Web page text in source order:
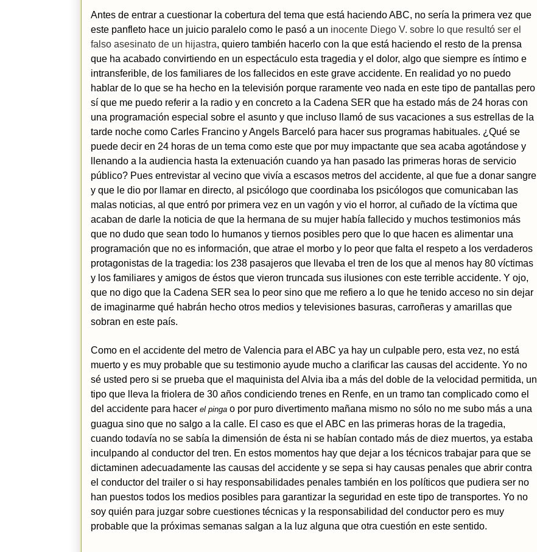
Antes de entrar a cuestionar la cobertura del tema que está haciendo ABC, no sería la primera vez que
este panfleto hace un juicio paralelo como le pasó a un inocente Diego V. sobre lo que resultó ser el
falso asesinato de un hijastra, quiero también hacerlo con la que está haciendo el resto de la prensa
que ha acabado convirtiendo en un espectáculo esta tragedia y el dolor, algo que siempre es íntimo e
intransferible, de los familiares de los fallecidos en este grave accidente. En realidad yo no puedo
hablar de lo que se ha hecho en la televisión porque raramente veo nada en este tipo de pantallas pero
sí que me puedo referir a la radio y en concreto a la Cadena SER que ha estado más de 24 horas con
una programación especial sobre el asunto y que incluso llamó de sus vacaciones a sus estrellas de la
tarde noche como Carles Francino y Angels Barceló para hacer sus programas habituales. ¿Qué se
puede decir en 24 horas de un tema como este que por muy impactante que sea acaba agotándose y
llenando a la audiencia hasta la extenuación cuando ya han pasado las primeras horas de servicio
público? Pues entrevistar al vecino que vivía a escasos metros del accidente, al que fue a donar sangre
y que le dio por llamar en directo, al psicólogo que coordinaba los psicólogos que comunicaban las
malas noticias, al que entró por primera vez en un vagón y vio el horror, al cuñado de la víctima que
acaban de darle la noticia de que la hermana de su mujer había fallecido y muchos testimonios más
que no dudo que sean todo lo humanos y tiernos posibles pero que lo que hacen es alimentar una
programación que no es información, que atrae el morbo y lo peor que falta el respeto a los verdaderos
protagonistas de la tragedia: los 238 pasajeros que llevaba el tren de los que al menos hay 80 víctimas
y los familiares y amigos de éstos que vieron truncada sus ilusiones con este terrible accidente. Y ojo,
que no digo que la Cadena SER sea lo peor sino que me refiero a lo que he tenido acceso no sin dejar
de imaginarme qué habrán hecho otros medios y televisiones basuras, carroñeras y amarillas que
sobran en este país.
Como en el accidente del metro de Valencia para el ABC ya hay un culpable pero, esta vez, no está
muerto y es muy probable que su testimonio ayude mucho a clarificar las causas del accidente. Yo no
sé usted pero si se prueba que el maquinista del Alvia iba a más del doble de la velocidad permitida, un
tipo que lleva la friolera de 30 años condiciendo trenes en Renfe, en un tramo tan complicado como el
del accidente para hacer el pinga o por puro divertimento mañana mismo no sólo no me subo más a una
guagua sino que no salgo a la calle. El caso es que el ABC en las primeras horas de la tragedia,
cuando todavía no se sabía la dimensión de ésta ni se habían contado más de diez muertos, ya estaba
inculpando al conductor del tren. En estos momentos hay que dejar a los técnicos trabajar para que se
dictaminen adecuadamente las causas del accidente y se sepa si hay causas penales que abrir contra
el conductor del trailer o si hay responsabilidades penales también en los políticos que pudiera ser no
han puestos todos los medios posibles para garantizar la seguridad en este tipo de transportes. Yo no
soy quién para juzgar sobre cuestiones técnicas y la responsabilidad del conductor pero es muy
probable que la próximas semanas salgan a la luz alguna que otra cuestión en este sentido.